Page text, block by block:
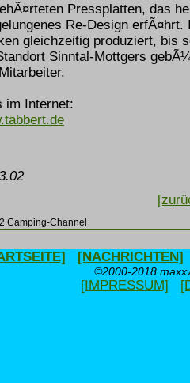
Pressplatten, das
Re-Design
gleichzeitig produziert, bis
Sinntal-Mottgers
im Internet:
Camping-Channel
[NACHRICHTEN]
©2000-2018
[IMPRESSUM]